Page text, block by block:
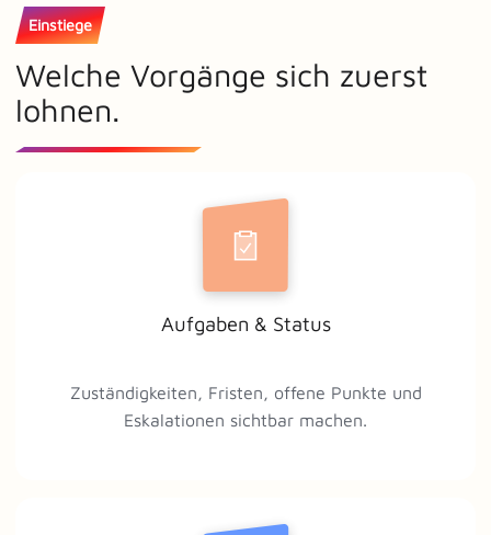
Einstiege
Welche Vorgänge sich zuerst
lohnen.
Aufgaben & Status
Zuständigkeiten, Fristen, offene Punkte und
Eskalationen sichtbar machen.